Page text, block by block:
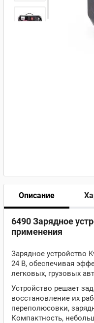
Описание
6490 Зарядное
применения
Зарядное устройство
24 В, обеспечивая
легковых, грузовых
Устройство решает
восстановление их
переполюсовки,
Компактность,